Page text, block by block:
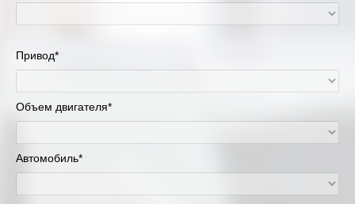
Красноярск
Липецк
Москва и Московская область
Привод*
Объем двигателя*
Автомобиль*